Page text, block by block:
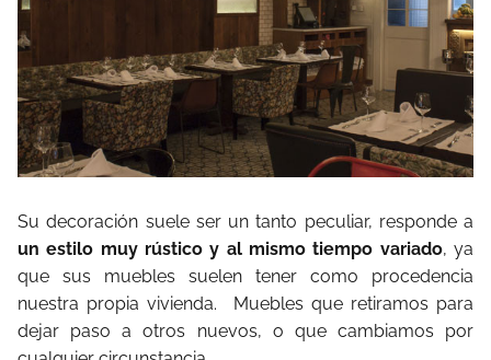
Su decoración suele ser un tanto peculiar, responde a
un estilo muy rústico y al mismo tiempo variado, ya
que sus muebles suelen tener como procedencia
nuestra propia vivienda.
Muebles que retiramos para
dejar paso a otros nuevos, o que cambiamos por